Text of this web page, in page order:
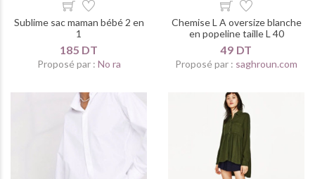
Sublime sac maman bébé 2 en
1
185 DT
Proposé par : No ra
Chemise L A oversize blanche
en popeline taille L 40
49 DT
Proposé par : saghroun.com